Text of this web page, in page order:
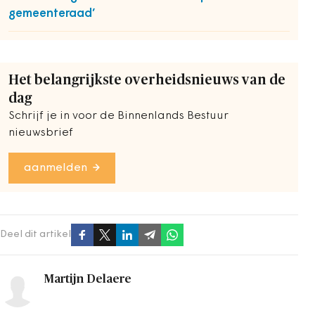
gemeenteraad’
Het belangrijkste overheidsnieuws van de
dag
Schrijf je in voor de Binnenlands Bestuur
nieuwsbrief
aanmelden
Deel dit artikel
Martijn Delaere